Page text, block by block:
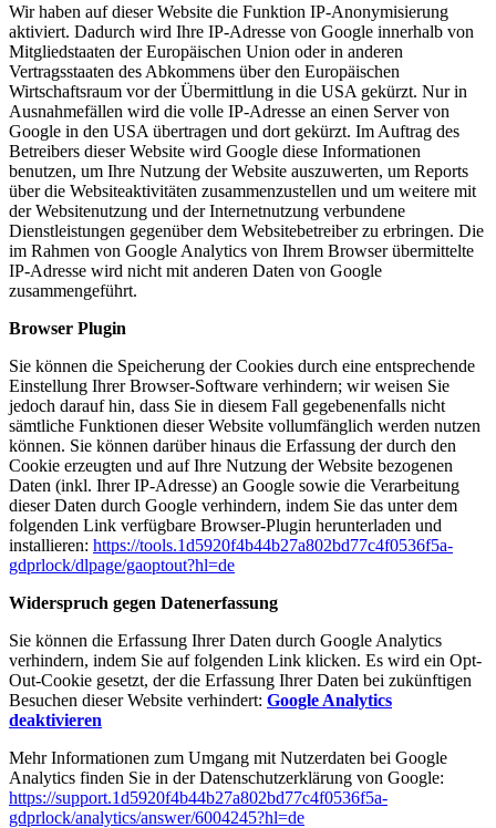
Wir haben auf dieser Website die Funktion IP-Anonymisierung
aktiviert. Dadurch wird Ihre IP-Adresse von Google innerhalb von
Mitgliedstaaten der Europäischen Union oder in anderen
Vertragsstaaten des Abkommens über den Europäischen
Wirtschaftsraum vor der Übermittlung in die USA gekürzt. Nur in
Ausnahmefällen wird die volle IP-Adresse an einen Server von
Google in den USA übertragen und dort gekürzt. Im Auftrag des
Betreibers dieser Website wird Google diese Informationen
benutzen, um Ihre Nutzung der Website auszuwerten, um Reports
über die Websiteaktivitäten zusammenzustellen und um weitere mit
der Websitenutzung und der Internetnutzung verbundene
Dienstleistungen gegenüber dem Websitebetreiber zu erbringen. Die
im Rahmen von Google Analytics von Ihrem Browser übermittelte
IP-Adresse wird nicht mit anderen Daten von Google
zusammengeführt.
Browser Plugin
Sie können die Speicherung der Cookies durch eine entsprechende
Einstellung Ihrer Browser-Software verhindern; wir weisen Sie
jedoch darauf hin, dass Sie in diesem Fall gegebenenfalls nicht
sämtliche Funktionen dieser Website vollumfänglich werden nutzen
können. Sie können darüber hinaus die Erfassung der durch den
Cookie erzeugten und auf Ihre Nutzung der Website bezogenen
Daten (inkl. Ihrer IP-Adresse) an Google sowie die Verarbeitung
dieser Daten durch Google verhindern, indem Sie das unter dem
folgenden Link verfügbare Browser-Plugin herunterladen und
installieren: https://tools.1d5920f4b44b27a802bd77c4f0536f5a-
gdprlock/dlpage/gaoptout?hl=de
Widerspruch gegen Datenerfassung
Sie können die Erfassung Ihrer Daten durch Google Analytics
verhindern, indem Sie auf folgenden Link klicken. Es wird ein Opt-
Out-Cookie gesetzt, der die Erfassung Ihrer Daten bei zukünftigen
Besuchen dieser Website verhindert: Google Analytics
deaktivieren
Mehr Informationen zum Umgang mit Nutzerdaten bei Google
Analytics finden Sie in der Datenschutzerklärung von Google:
https://support.1d5920f4b44b27a802bd77c4f0536f5a-
gdprlock/analytics/answer/6004245?hl=de